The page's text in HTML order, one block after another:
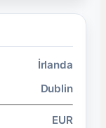
İrlanda
Dublin
EUR